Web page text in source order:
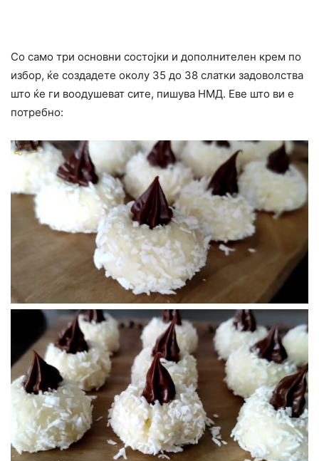
Со само три основни состојки и дополнителен крем по
избор, ќе создадете околу 35 до 38 слатки задоволства
што ќе ги воодушеват сите, пишува НМД. Еве што ви е
потребно: